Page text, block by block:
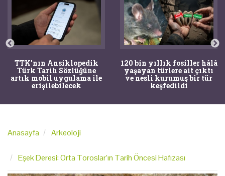
TTK'nın Ansiklopedik
Türk Tarih Sözlüğüne
artık mobil uygulama ile
erişilebilecek
120 bin yıllık fosiller hâlâ
yaşayan türlere ait çıktı
ve nesli kurumuş bir tür
keşfedildi
Anasayfa Arkeoloji
Eşek Deresi: Orta Toroslar’ın Tarih Öncesi Hafızası